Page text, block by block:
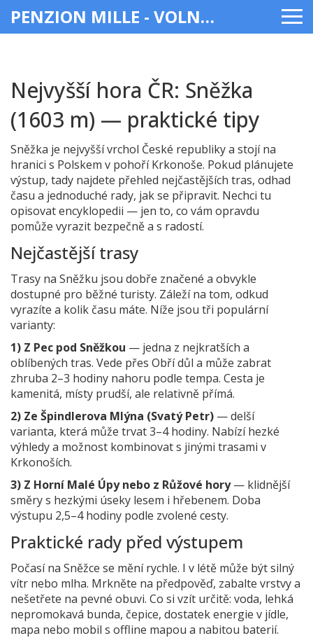
PENZION MILLE - VOLNÝ ČAS & ZÁBAVA
Nejvyšší hora ČR: Sněžka
(1603 m) — praktické tipy
Sněžka je nejvyšší vrchol České republiky a stojí na
hranici s Polskem v pohoří Krkonoše. Pokud plánujete
výstup, tady najdete přehled nejčastějších tras, odhad
času a jednoduché rady, jak se připravit. Nechci tu
opisovat encyklopedii — jen to, co vám opravdu
pomůže vyrazit bezpečně a s radostí.
Nejčastější trasy
Trasy na Sněžku jsou dobře značené a obvykle
dostupné pro běžné turisty. Záleží na tom, odkud
vyrazíte a kolik času máte. Níže jsou tři populární
varianty:
1) Z Pec pod Sněžkou — jedna z nejkratších a
oblíbených tras. Vede přes Obří důl a může zabrat
zhruba 2–3 hodiny nahoru podle tempa. Cesta je
kamenitá, místy prudší, ale relativně přímá.
2) Ze Špindlerova Mlýna (Svatý Petr) — delší
varianta, která může trvat 3–4 hodiny. Nabízí hezké
výhledy a možnost kombinovat s jinými trasami v
Krkonoších.
3) Z Horní Malé Úpy nebo z Růžové hory— klidnější
směry s hezkými úseky lesem i hřebenem. Doba
výstupu 2,5–4 hodiny podle zvolené cesty.
Praktické rady před výstupem
Počasí na Sněžce se mění rychle. I v létě může být silný
vítr nebo mlha. Mrkněte na předpověď, zabalte vrstvy a
nešetřete na pevné obuvi. Co si vzít určitě: voda, lehká
nepromokavá bunda, čepice, dostatek energie v jídle,
mapa nebo mobil s offline mapou a nabitou baterií.